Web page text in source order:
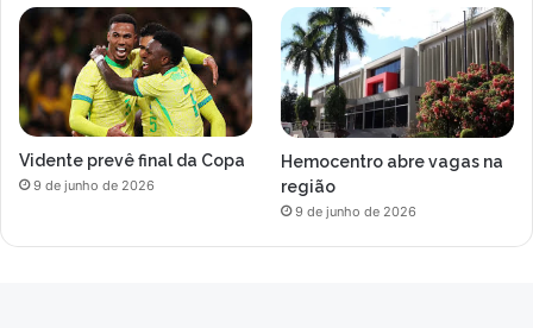
Vidente prevê final da Copa
9 de junho de 2026
Hemocentro abre vagas na
região
9 de junho de 2026